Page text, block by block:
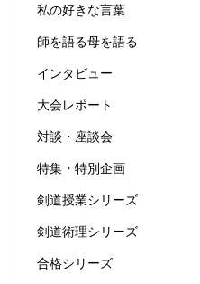
私の好きな言葉
師を語る母を語る
インタビュー
大会レポート
対談・座談会
特集・特別企画
剣道授業シリーズ
剣道術理シリーズ
合格シリーズ